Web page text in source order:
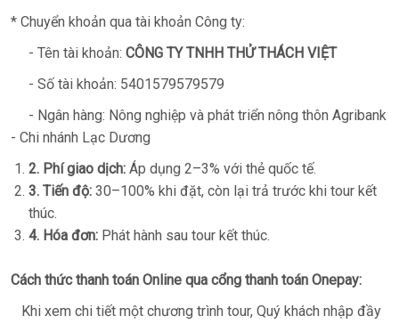
* Chuyển khoản qua tài khoản Công ty:
- Tên tài khoản: CÔNG TY TNHH THỬ THÁCH VIỆT
- Số tài khoản: 5401579579579
- Ngân hàng: Nông nghiệp và phát triển nông thôn Agribank
- Chi nhánh Lạc Dương
2. Phí giao dịch: Áp dụng 2–3% với thẻ quốc tế.
3. Tiến độ: 30–100% khi đặt, còn lại trả trước khi tour kết
thúc.
4. Hóa đơn: Phát hành sau tour kết thúc.
Cách thức thanh toán Online qua cổng thanh toán Onepay:
Khi xem chi tiết một chương trình tour, Quý khách nhập đầy